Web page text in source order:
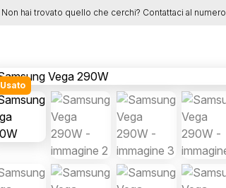
Usato
Non hai trovato quello che cerchi? Contattaci al numero